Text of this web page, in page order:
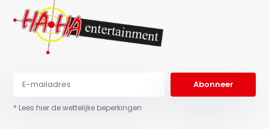
Abonneer
* Lees hier de wettelijke beperkingen